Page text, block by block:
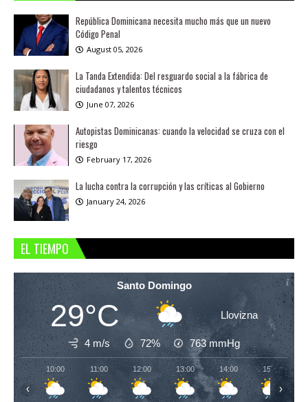
República Dominicana necesita mucho más que un nuevo
Código Penal
August 05, 2026
La Tanda Extendida: Del resguardo social a la fábrica de
ciudadanos y talentos técnicos
June 07, 2026
Autopistas Dominicanas: cuando la velocidad se cruza con el
riesgo
February 17, 2026
La lucha contra la corrupción y las críticas al Gobierno
January 24, 2026
EL TIEMPO
Santo Domingo
29°C Llovizna
4 m/s 72% 763mmHg
10:00 11:00 12:00 13:00 14:00 15:00
‹ ›